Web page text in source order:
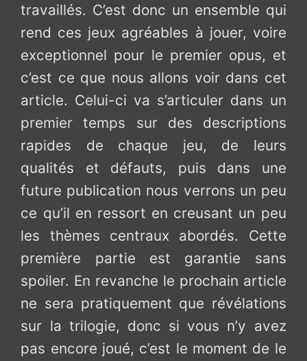
travaillés. C’est donc un ensemble qui
rend ces jeux agréables à jouer, voire
exceptionnel pour le premier opus, et
c’est ce que nous allons voir dans cet
article. Celui-ci va s’articuler dans un
premier temps sur des descriptions
rapides de chaque jeu, de leurs
qualités et défauts, puis dans une
future publication nous verrons un peu
ce qu’il en ressort en creusant un peu
les thèmes centraux abordés. Cette
première partie est garantie sans
spoiler. En revanche le prochain article
ne sera pratiquement que révélations
sur la trilogie, donc si vous n’y avez
pas encore joué, c’est le moment de le